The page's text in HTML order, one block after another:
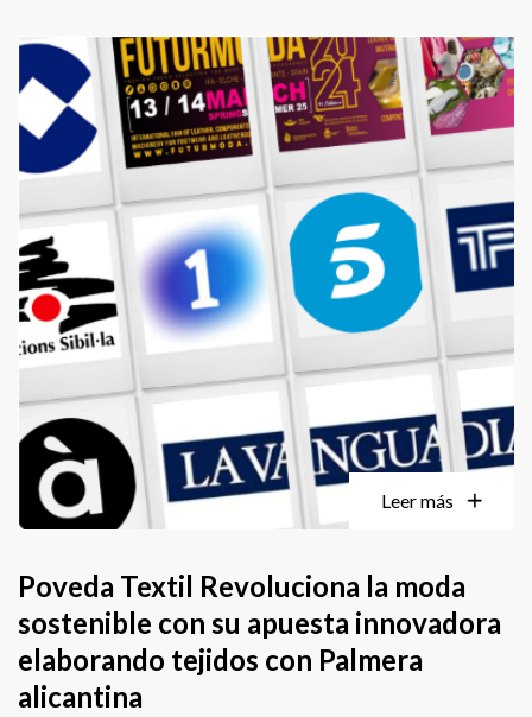
Leer más
Poveda Textil Revoluciona la moda
sostenible con su apuesta innovadora
elaborando tejidos con Palmera
alicantina